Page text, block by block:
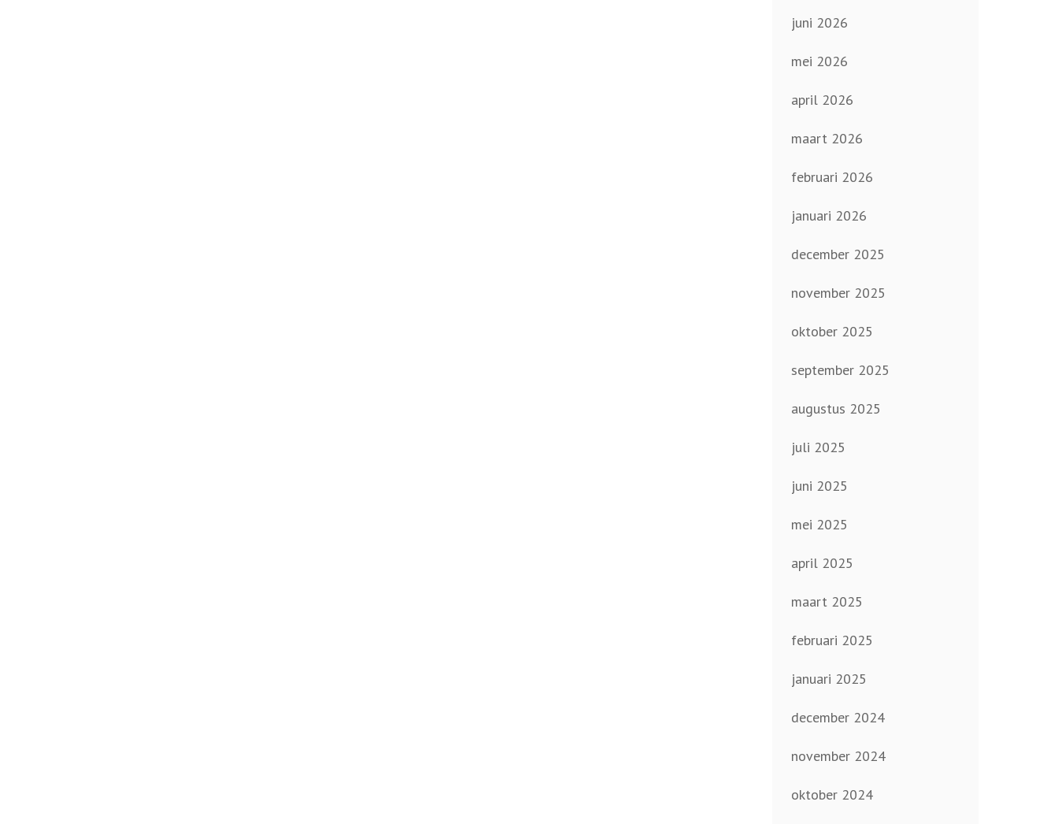
juni 2026
mei 2026
april 2026
maart 2026
februari 2026
januari 2026
december 2025
november 2025
oktober 2025
september 2025
augustus 2025
juli 2025
juni 2025
mei 2025
april 2025
maart 2025
februari 2025
januari 2025
december 2024
november 2024
oktober 2024